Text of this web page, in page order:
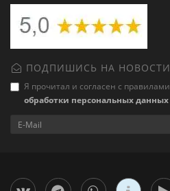
ПОДПИШИСЬ НА НОВОСТИ
Я прочитал и согласен с правилами
обработки персональных данных